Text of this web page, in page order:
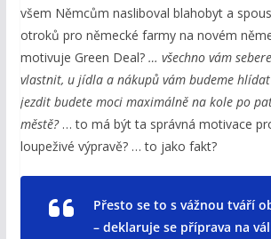
všem Němcům nasliboval blahobyt a
otroků pro německé farmy na novém
motivuje Green Deal? … všechno vám
vlastnit, u jídla a nákupů vám budeme
jezdit budete moci maximálně na kole po
městě?… to má být ta správná motivace
loupeživé výpravě? … to jako fakt?
Přesto se to s vážnou tváří
– deklaruje se příprava na